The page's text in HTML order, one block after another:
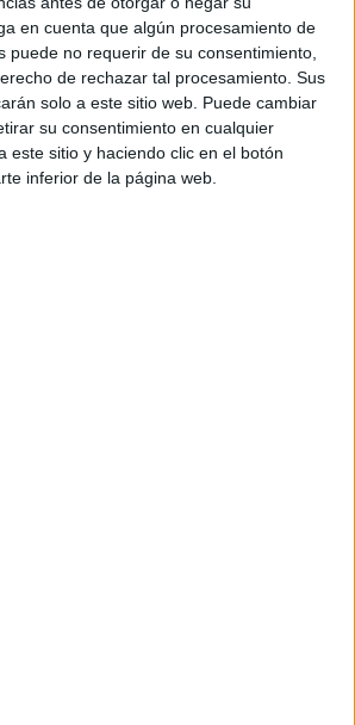
en cuenta que algún procesamiento de
puede no requerir de su consentimiento,
de rechazar tal procesamiento. Sus
solo a este sitio web. Puede cambiar
su consentimiento en cualquier
este sitio y haciendo clic en el botón
inferior de la página web.
AL GRUPO